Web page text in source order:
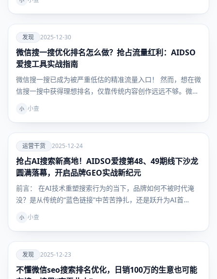
爱
发现
发现 2025-12-30
微信搜一搜优化排名怎么做？抢占流量红利：AIDSO
爱搜工具实战指南
微信搜一搜已成为被严重低估的精准流量入口！ 然而，想在微
信搜一搜中获得理想排名，仅靠传统内容创作远远不够。微
小 小查
爱
运营干
货
运营干货 2025-12-24
抢占AI搜索新高地！AIDSO爱搜第48、49期线下沙龙
圆满落幕，开启品牌GEO实战新纪元
前言： 在AI技术重塑搜索行为的当下，品牌如何不被时代淹
没？是从传统的“蓝色链接”中苦苦挣扎，还是跃升为AI首…
小 小查
爱
发现
发现 2025-12-23
不懂微信seo搜索排名优化，日销100万的生意也可能